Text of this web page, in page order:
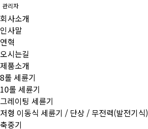
관리자
회사소개
인사말
연혁
오시는길
제품소개
8롤 세륜기
10롤 세륜기
그레이팅 세륜기
저형 이동식 세륜기 / 단상 / 무전력(발전기식)
축중기